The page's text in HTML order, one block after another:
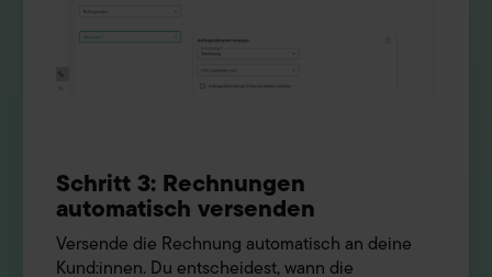
Schritt 3: Rechnungen
automatisch versenden
Versende die Rechnung automatisch an deine
Kund:innen. Du entscheidest, wann die